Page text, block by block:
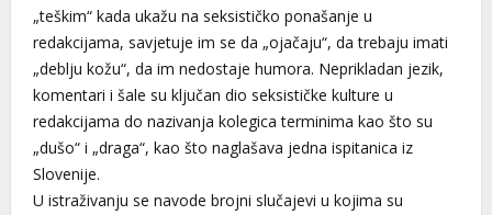
„teškim“ kada ukažu na seksističko ponašanje u
redakcijama, savjetuje im se da „ojačaju“, da trebaju imati
„deblju kožu“, da im nedostaje humora. Neprikladan jezik,
komentari i šale su ključan dio seksističke kulture u
redakcijama do nazivanja kolegica terminima kao što su
„dušo“ i „draga“, kao što naglašava jedna ispitanica iz
Slovenije.
U istraživanju se navode brojni slučajevi u kojima su